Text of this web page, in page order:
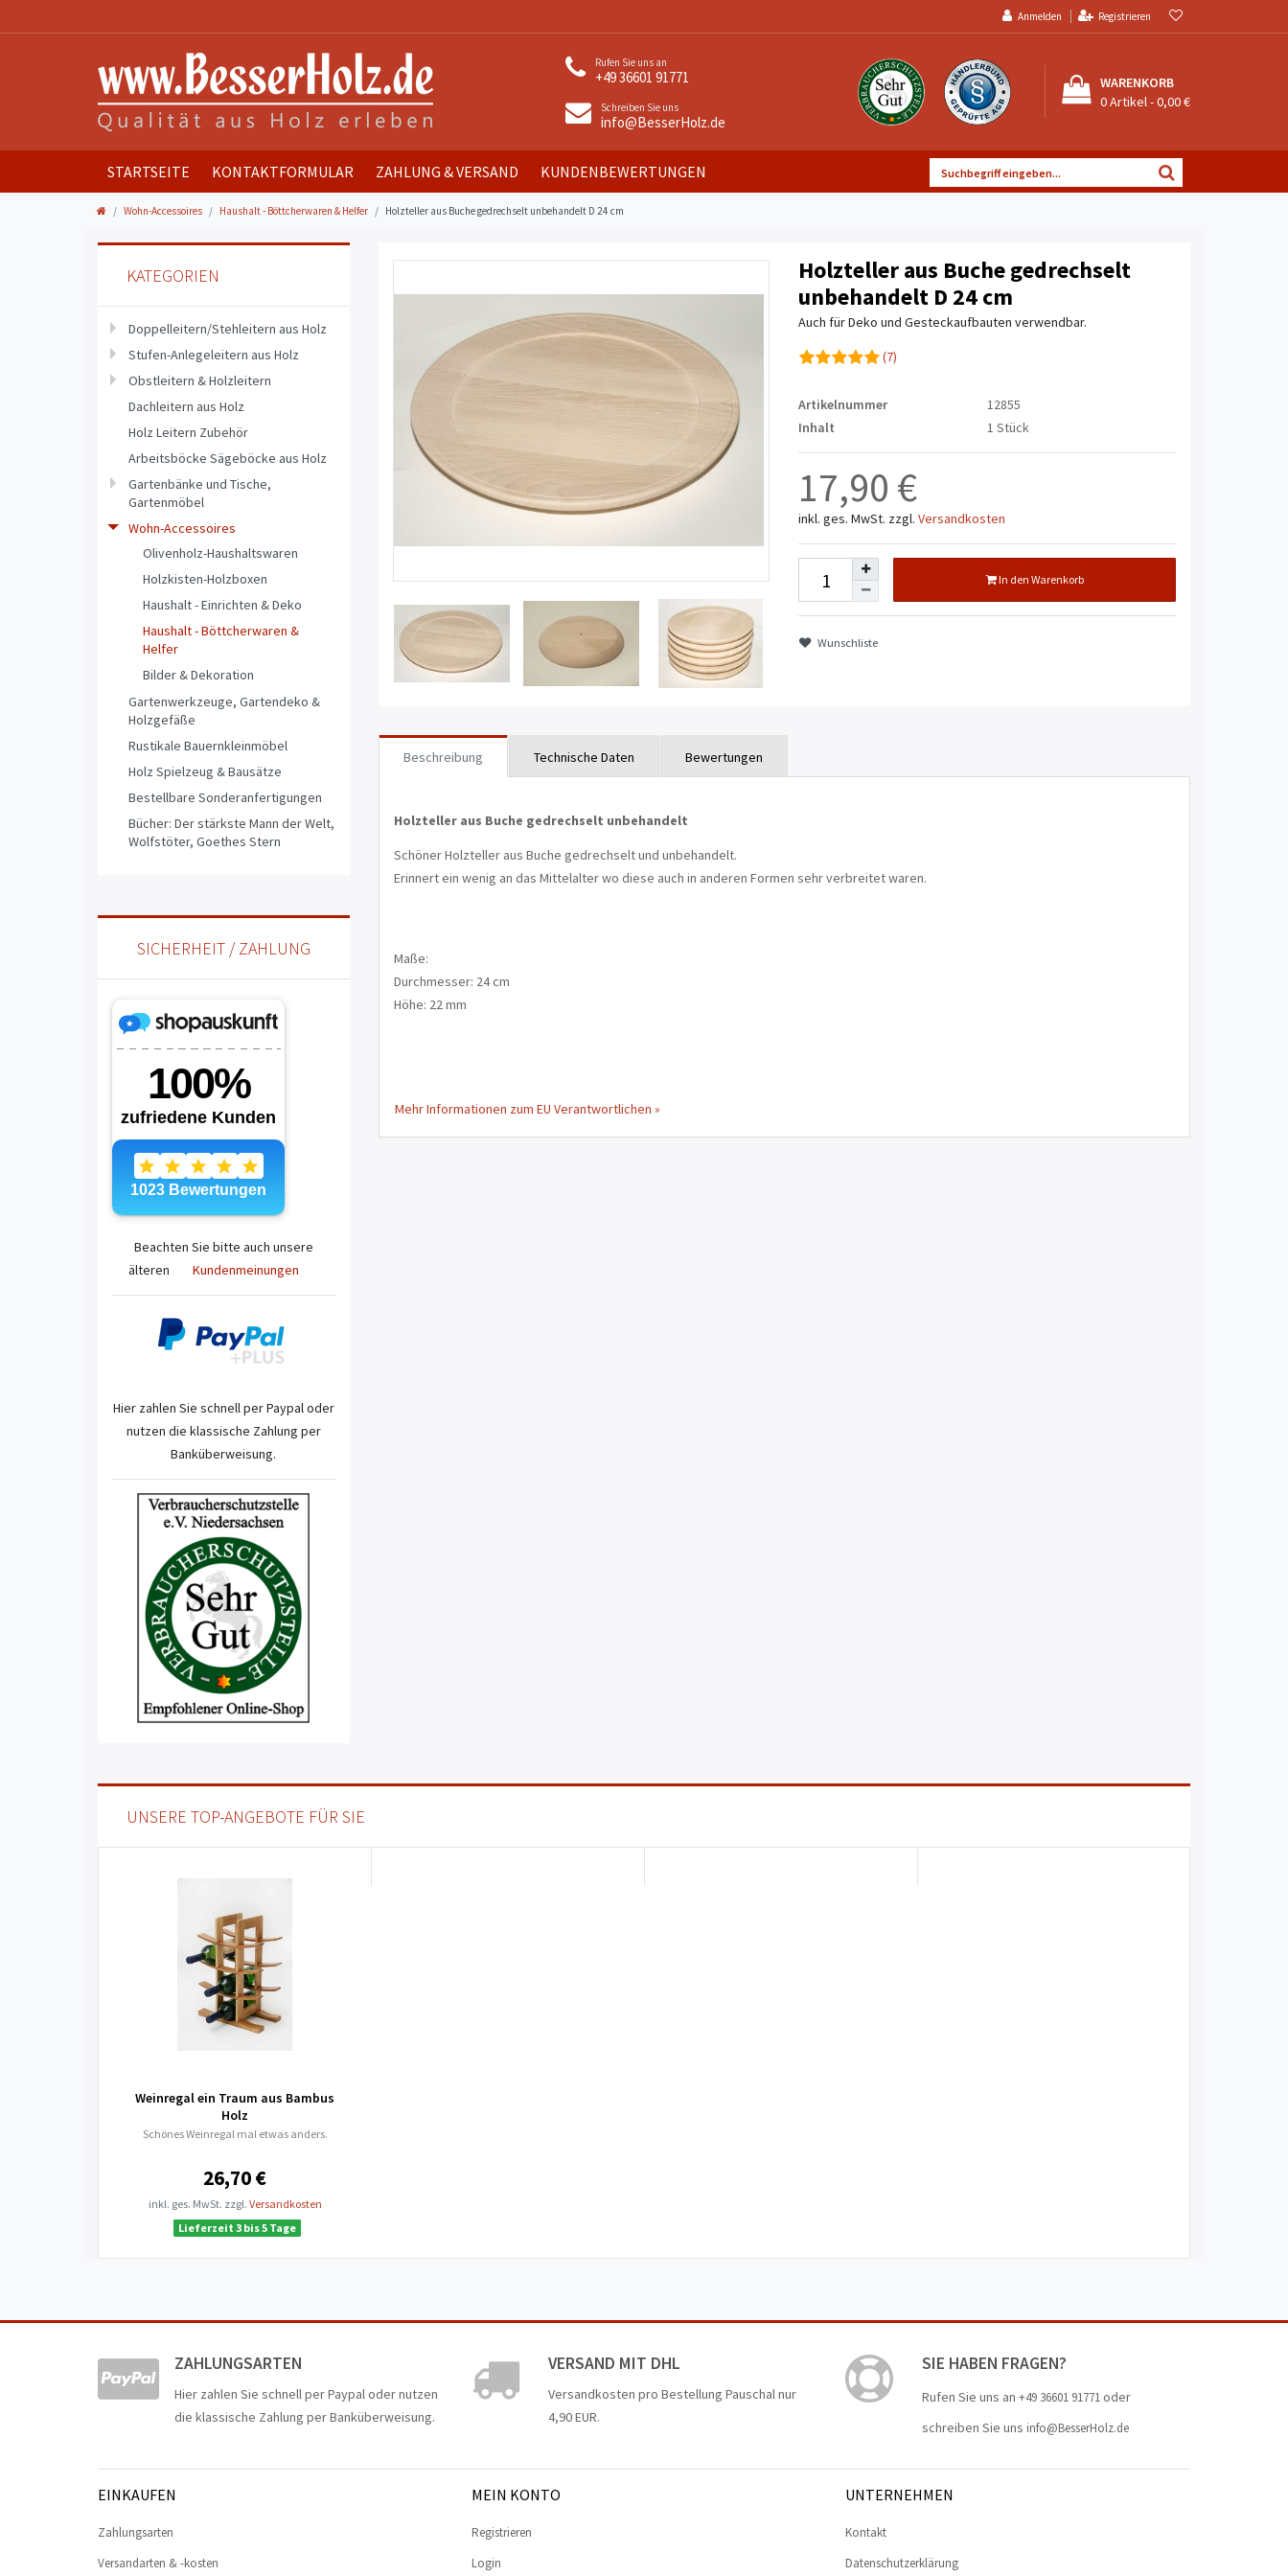
Anmelden Registrieren
Rufen Sie uns an
+49 36601 91771
Schreiben Sie uns
info@BesserHolz.de
WARENKORB
0Artikel -0,00 €
STARTSEITE KONTAKTFORMULAR ZAHLUNG & VERSAND KUNDENBEWERTUNGEN
Wohn-Accessoires Haushalt - Böttcherwaren & Helfer Holzteller aus Buche gedrechselt unbehandelt D 24 cm
KATEGORIEN
Doppelleitern/Stehleitern aus Holz
Stufen-Anlegeleitern aus Holz
Obstleitern & Holzleitern
Dachleitern aus Holz
Holz Leitern Zubehör
Arbeitsböcke Sägeböcke aus Holz
Gartenbänke und Tische,
Gartenmöbel
Wohn-Accessoires
Olivenholz-Haushaltswaren
Holzkisten-Holzboxen
Haushalt - Einrichten & Deko
Haushalt - Böttcherwaren &
Helfer
Bilder & Dekoration
Gartenwerkzeuge, Gartendeko &
Holzgefäße
Rustikale Bauernkleinmöbel
Holz Spielzeug & Bausätze
Bestellbare Sonderanfertigungen
Bücher: Der stärkste Mann der Welt,
Wolfstöter, Goethes Stern
SICHERHEIT / ZAHLUNG
Beachten Sie bitte auch unsere
älteren
Kundenmeinungen
Hier zahlen Sie schnell per Paypal oder
nutzen die klassische Zahlung per
Banküberweisung.
Holzteller aus Buche gedrechselt
unbehandelt D 24 cm
Auch für Deko und Gesteckaufbauten verwendbar.
(7)
Artikelnummer
12855
Inhalt
1 Stück
17,90 €
inkl. ges. MwSt. zzgl.Versandkosten
In den Warenkorb
Wunschliste
Beschreibung Technische Daten Bewertungen
Holzteller aus Buche gedrechselt unbehandelt
Schöner Holzteller aus Buche gedrechselt und unbehandelt.
Erinnert ein wenig an das Mittelalter wo diese auch in anderen Formen sehr verbreitet waren.
Maße:
Durchmesser: 24 cm
Höhe: 22 mm
Mehr Informationen zum EU Verantwortlichen »
UNSERE TOP-ANGEBOTE FÜR SIE
Weinregal ein Traum aus Bambus
Holz
Schönes Weinregal mal etwas anders.
26,70 €
inkl. ges. MwSt. zzgl. Versandkosten
Lieferzeit 3 bis 5 Tage
ZAHLUNGSARTEN
Hier zahlen Sie schnell per Paypal oder nutzen
die klassische Zahlung per Banküberweisung.
VERSAND MIT DHL
Versandkosten pro Bestellung Pauschal nur
4,90 EUR.
SIE HABEN FRAGEN?
Rufen Sie uns an +49 36601 91771oder
schreiben Sie uns info@BesserHolz.de
EINKAUFEN
Zahlungsarten
Versandarten & -kosten
MEIN KONTO
Registrieren
Login
UNTERNEHMEN
Kontakt
Datenschutzerklärung